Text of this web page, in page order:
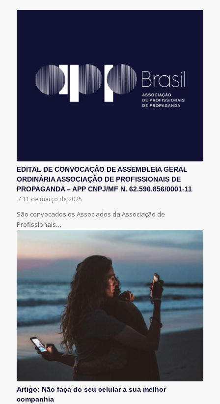
EDITAL DE CONVOCAÇÃO DE ASSEMBLEIA GERAL
ORDINÁRIA ASSOCIAÇÃO DE PROFISSIONAIS DE
PROPAGANDA – APP CNPJ/MF N. 62.590.856/0001-11
/ 11 de março de 2025
São convocados os Associados da Associação de
Profissionais…
Artigo: Não faça do seu celular a sua melhor
companhia